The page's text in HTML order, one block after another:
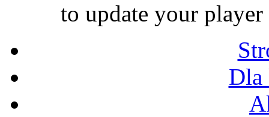
to update your
Dla